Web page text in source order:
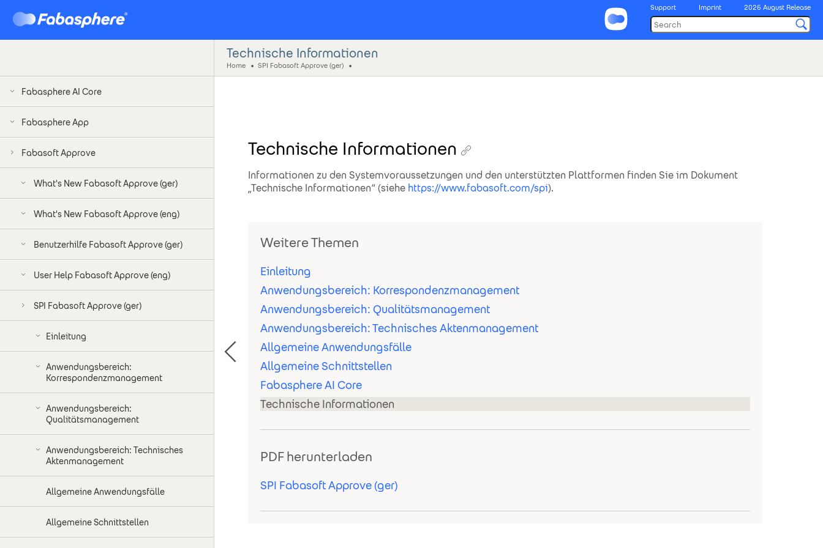
Support Imprint 2026 August Release
Fabasphere AI Core
Fabasphere App
Fabasoft Approve
What's New Fabasoft Approve (ger)
What's New Fabasoft Approve (eng)
Benutzerhilfe Fabasoft Approve (ger)
User Help Fabasoft Approve (eng)
SPI Fabasoft Approve (ger)
Einleitung
Anwendungsbereich:
Korrespondenzmanagement
Anwendungsbereich:
Qualitätsmanagement
Anwendungsbereich: Technisches
Aktenmanagement
Allgemeine Anwendungsfälle
Allgemeine Schnittstellen
Technische Informationen
Home SPI Fabasoft Approve (ger)
Technische Informationen
Informationen zu den Systemvoraussetzungen und den unterstützten Plattformen finden Sie im Dokument
„Technische Informationen“ (siehe https://www.fabasoft.com/spi).
Weitere Themen
Einleitung
Anwendungsbereich: Korrespondenzmanagement
Anwendungsbereich: Qualitätsmanagement
Anwendungsbereich: Technisches Aktenmanagement
Allgemeine Anwendungsfälle
Allgemeine Schnittstellen
Fabasphere AI Core
Technische Informationen
PDF herunterladen
SPI Fabasoft Approve (ger)